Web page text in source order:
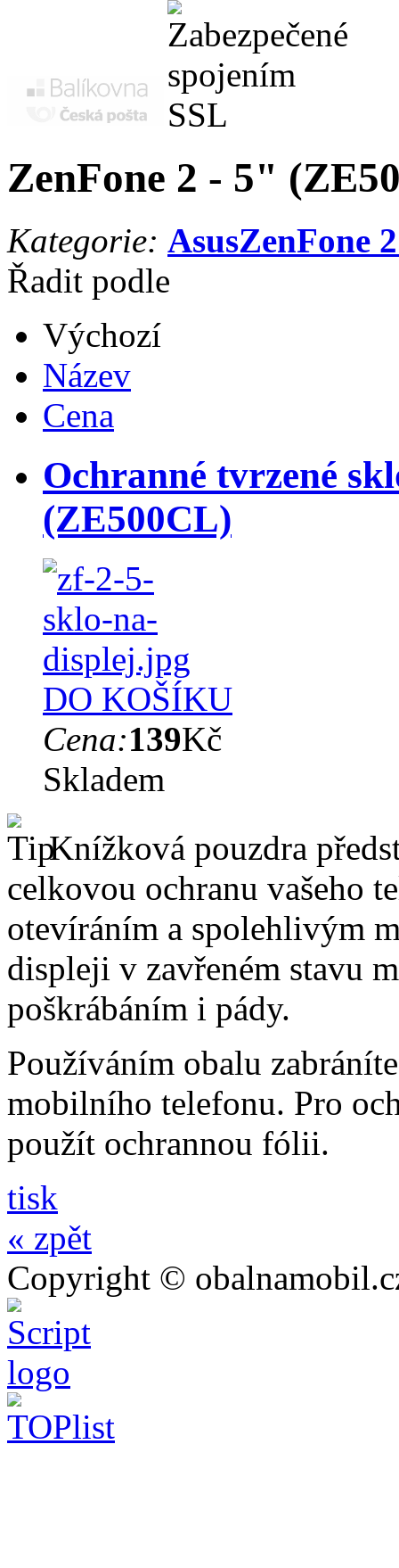
ZenFone 2 - 5"
Kategorie: AsusZenFone
Řadit podle
Výchozí
Název
Cena
Ochranné tvrzené
(ZE500CL)
DO KOŠÍKU
Cena:139Kč
Skladem
Knížková pouzdra
celkovou ochranu vašeho
otevíráním a spolehlivým
displeji v zavřeném stavu
poškrábáním i pády.
Používáním obalu
mobilního telefonu. Pro
použít ochrannou fólii.
tisk
« zpět
Copyright ©